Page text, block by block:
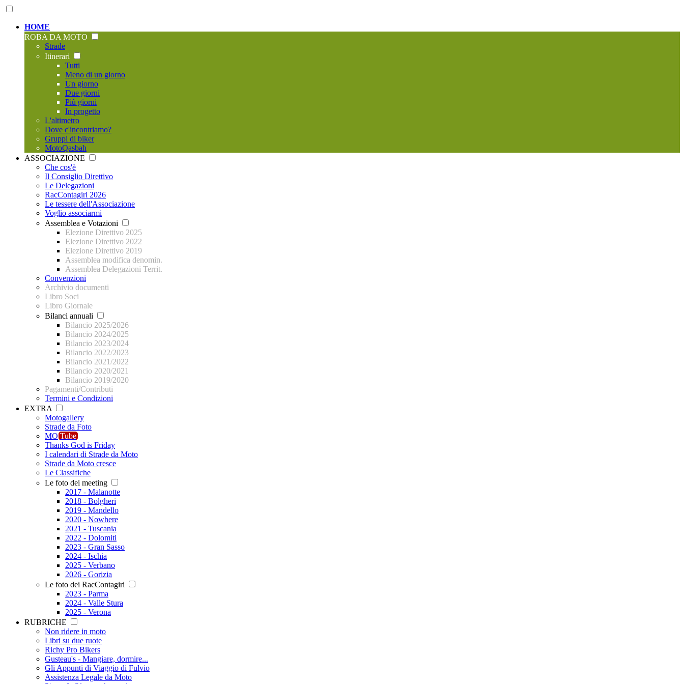
HOME
ROBA DA MOTO
Strade
Itinerari
Tutti
Meno di un giorno
Un giorno
Due giorni
Più giorni
In progetto
L'altimetro
Dove c'incontriamo?
Gruppi di biker
MotoQasbah
ASSOCIAZIONE
Che cos'è
Il Consiglio Direttivo
Le Delegazioni
RacContagiri 2026
Le tessere dell'Associazione
Voglio associarmi
Assemblea e Votazioni
Elezione Direttivo 2025
Elezione Direttivo 2022
Elezione Direttivo 2019
Assemblea modifica denomin.
Assemblea Delegazioni Territ.
Convenzioni
Archivio documenti
Libro Soci
Libro Giornale
Bilanci annuali
Bilancio 2025/2026
Bilancio 2024/2025
Bilancio 2023/2024
Bilancio 2022/2023
Bilancio 2021/2022
Bilancio 2020/2021
Bilancio 2019/2020
Pagamenti/Contributi
Termini e Condizioni
EXTRA
Motogallery
Strade da Foto
MO Tube
Thanks God is Friday
I calendari di Strade da Moto
Strade da Moto cresce
Le Classifiche
Le foto dei meeting
2017 - Malanotte
2018 - Bolgheri
2019 - Mandello
2020 - Nowhere
2021 - Tuscania
2022 - Dolomiti
2023 - Gran Sasso
2024 - Ischia
2025 - Verbano
2026 - Gorizia
Le foto dei RacContagiri
2023 - Parma
2024 - Valle Stura
2025 - Verona
RUBRICHE
Non ridere in moto
Libri su due ruote
Richy Pro Bikers
Gusteau's - Mangiare, dormire...
Gli Appunti di Viaggio di Fulvio
Assistenza Legale da Moto